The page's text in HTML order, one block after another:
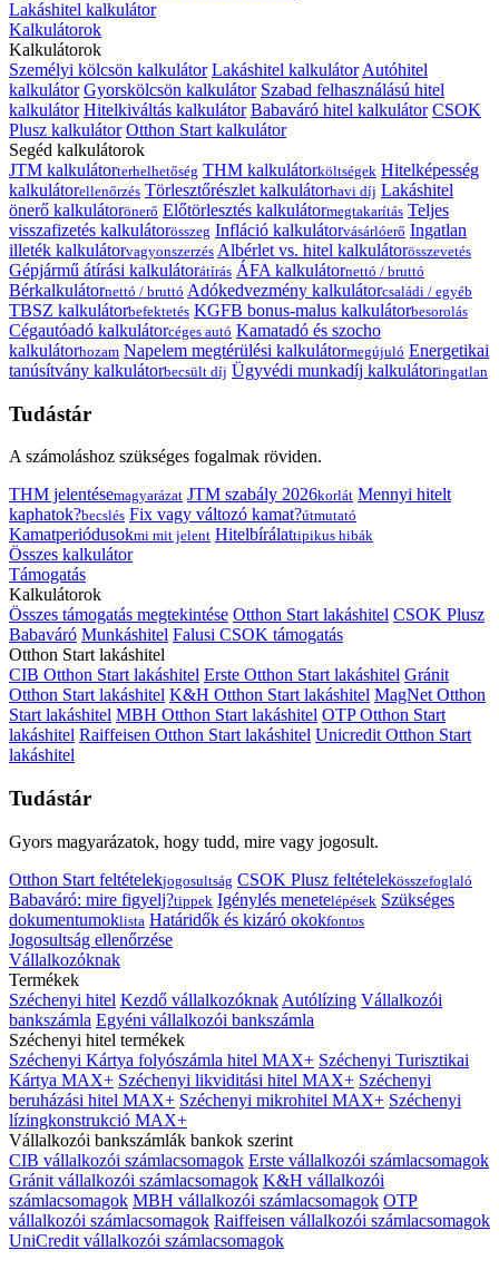
Lakáshitel kalkulátor
Kalkulátorok
Kalkulátorok
Személyi kölcsön kalkulátor Lakáshitel kalkulátor Autóhitel
kalkulátor Gyorskölcsön kalkulátor Szabad felhasználású hitel
kalkulátor Hitelkiváltás kalkulátor Babaváró hitel kalkulátor CSOK
Plusz kalkulátor Otthon Start kalkulátor
Segéd kalkulátorok
JTM kalkulátorterhelhetőség THM kalkulátorköltségek Hitelképesség
kalkulátorellenőrzés Törlesztőrészlet kalkulátorhavi díj Lakáshitel
önerő kalkulátorönerő Előtörlesztés kalkulátormegtakarítás Teljes
visszafizetés kalkulátorösszeg Infláció kalkulátorvásárlóerő Ingatlan
illeték kalkulátorvagyonszerzés Albérlet vs. hitel kalkulátorösszevetés
Gépjármű átírási kalkulátorátírás ÁFA kalkulátornettó / bruttó
Bérkalkulátornettó / bruttó Adókedvezmény kalkulátorcsaládi / egyéb
TBSZ kalkulátorbefektetés KGFB bonus-malus kalkulátorbesorolás
Cégautóadó kalkulátorcéges autó Kamatadó és szocho
kalkulátorhozam Napelem megtérülési kalkulátormegújuló Energetikai
tanúsítvány kalkulátorbecsült díj Ügyvédi munkadíj kalkulátoringatlan
Tudástár
A számoláshoz szükséges fogalmak röviden.
THM jelentésemagyarázat JTM szabály 2026korlát Mennyi hitelt
kaphatok?becslés Fix vagy változó kamat?útmutató
Kamatperiódusokmi mit jelent Hitelbírálattipikus hibák
Összes kalkulátor
Támogatás
Kalkulátorok
Összes támogatás megtekintése Otthon Start lakáshitel CSOK Plusz
Babaváró Munkáshitel Falusi CSOK támogatás
Otthon Start lakáshitel
CIB Otthon Start lakáshitel Erste Otthon Start lakáshitel Gránit
Otthon Start lakáshitel K&H Otthon Start lakáshitel MagNet Otthon
Start lakáshitel MBH Otthon Start lakáshitel OTP Otthon Start
lakáshitel Raiffeisen Otthon Start lakáshitel Unicredit Otthon Start
lakáshitel
Tudástár
Gyors magyarázatok, hogy tudd, mire vagy jogosult.
Otthon Start feltételekjogosultság CSOK Plusz feltételekösszefoglaló
Babaváró: mire figyelj?tippek Igénylés menetelépések Szükséges
dokumentumoklista Határidők és kizáró okokfontos
Jogosultság ellenőrzése
Vállalkozóknak
Termékek
Széchenyi hitel Kezdő vállalkozóknak Autólízing Vállalkozói
bankszámla Egyéni vállalkozói bankszámla
Széchenyi hitel termékek
Széchenyi Kártya folyószámla hitel MAX+ Széchenyi Turisztikai
Kártya MAX+ Széchenyi likviditási hitel MAX+ Széchenyi
beruházási hitel MAX+ Széchenyi mikrohitel MAX+ Széchenyi
lízingkonstrukció MAX+
Vállalkozói bankszámlák bankok szerint
CIB vállalkozói számlacsomagok Erste vállalkozói számlacsomagok
Gránit vállalkozói számlacsomagok K&H vállalkozói
számlacsomagok MBH vállalkozói számlacsomagok OTP
vállalkozói számlacsomagok Raiffeisen vállalkozói számlacsomagok
UniCredit vállalkozói számlacsomagok